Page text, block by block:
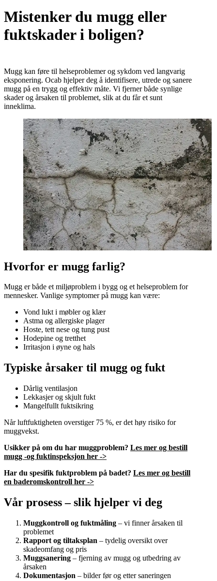
Mistenker du mugg eller
fuktskader i boligen?
Mugg kan føre til helseproblemer og sykdom ved langvarig
eksponering. Ocab hjelper deg å identifisere, utrede og sanere
mugg på en trygg og effektiv måte. Vi fjerner både synlige
skader og årsaken til problemet, slik at du får et sunt
inneklima.
Hvorfor er mugg farlig?
Mugg er både et miljøproblem i bygg og et helseproblem for
mennesker. Vanlige symptomer på mugg kan være:
Vond lukt i møbler og klær
Astma og allergiske plager
Hoste, tett nese og tung pust
Hodepine og tretthet
Irritasjon i øyne og hals
Typiske årsaker til mugg og fukt
Dårlig ventilasjon
Lekkasjer og skjult fukt
Mangelfullt fuktsikring
Når luftfuktigheten overstiger 75 %, er det høy risiko for
muggvekst.
Usikker på om du har muggproblem? Les mer og bestill
mugg -og fuktinspeksjon her ->
Har du spesifik fuktproblem på badet? Les mer og bestill
en baderomskontroll her ->
Vår prosess – slik hjelper vi deg
Muggkontroll og fuktmåling – vi finner årsaken til
problemet
Rapport og tiltaksplan – tydelig oversikt over
skadeomfang og pris
Muggsanering – fjerning av mugg og utbedring av
årsaken
Dokumentasjon – bilder før og etter saneringen